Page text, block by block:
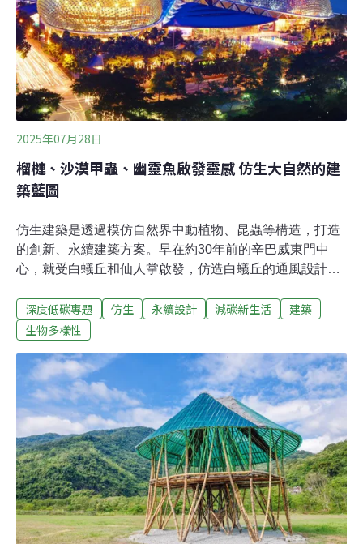
會等面向的轉型成果。其中，睿田能源公司展示與內政部
建研所合作的彩繪立面太陽光電板，透過創新的外層膜
料，使光電板外層能有自訂的圖案，讓大眾對光電板的造
型有了新的想像。本次展示的外掛彩繪立面太陽光電板，
圖案呈現了內政部的智慧淨零建築成果。光電板實體就在
位於台北市的建研所智慧化居住空間展示中心大樓外牆，
其中右半部是可撕換式的彩繪圖層。睿田能
2025年07月28日
榴槤、沙漠甲蟲、幽靈魚啟發靈感 仿生大自然的建
築藍圖
仿生建築是透過模仿自然界中動植物、昆蟲等構造，打造
的創新、永續建築方案。早在約30年前的辛巴威東門中
心，就受白蟻丘和仙人掌啟發，仿造白蟻丘的通風設計，
人掌凹凸不平的表面，使夜間更容易散熱、降溫。這座仿
生建築在不需開空調的情況下，可長年維持室內，比開空
節、適應環境變遷的仿生建築，成為建築業永續設計的新
趨勢。
深度低碳專題 仿生 永續設計 減碳新生活
建築
生物多樣性